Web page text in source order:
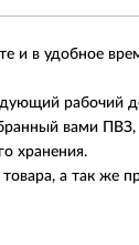
и в удобное
рабочий
вами
хранения.
а так же